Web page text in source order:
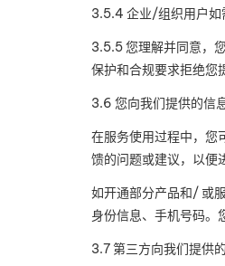
3.5.4 企业/组织用户如
3.5.5您理解并同意，
保护和合规要求拒绝您
3.6 您向我们提供的信
在服务使用过程中，您
馈的问题或建议，以便
如开通部分产品和/ 或
身份信息、手机号码。
3.7第三方向我们提供